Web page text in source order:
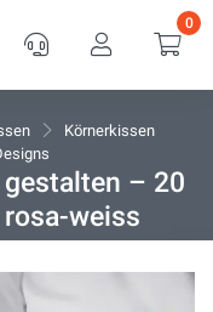
Service
0
Körnerkissen
– 20
weiss